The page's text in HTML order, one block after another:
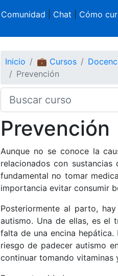
Comunidad Chat Cómo
Inicio 💼 Cursos
Prevención
Prevención
Aunque no se conoce la
relacionados con
fundamental no tomar
importancia evitar consumir
Posteriormente al parto,
autismo. Una de ellas, es el
falta de una encina
riesgo de padecer autismo
continuar tomando vitaminas